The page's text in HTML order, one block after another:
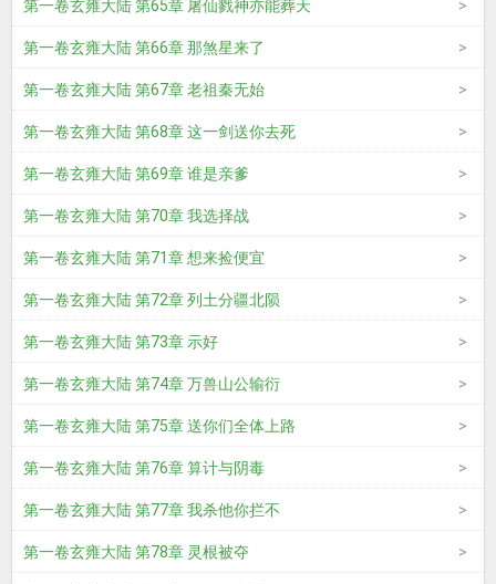
第一卷玄雍大陆 第65章 屠仙戮神亦能葬天
第一卷玄雍大陆 第66章 那煞星来了
第一卷玄雍大陆 第67章 老祖秦无始
第一卷玄雍大陆 第68章 这一剑送你去死
第一卷玄雍大陆 第69章 谁是亲爹
第一卷玄雍大陆 第70章 我选择战
第一卷玄雍大陆 第71章 想来捡便宜
第一卷玄雍大陆 第72章 列土分疆北陨
第一卷玄雍大陆 第73章 示好
第一卷玄雍大陆 第74章 万兽山公输衍
第一卷玄雍大陆 第75章 送你们全体上路
第一卷玄雍大陆 第76章 算计与阴毒
第一卷玄雍大陆 第77章 我杀他你拦不
第一卷玄雍大陆 第78章 灵根被夺